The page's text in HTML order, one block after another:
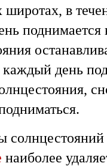
в
поднимается
каждый день
солнцестояний
наиболее